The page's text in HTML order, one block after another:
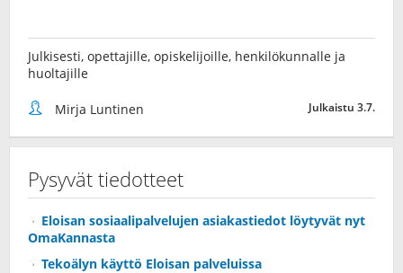
Julkisesti, opettajille, opiskelijoille, henkilökunnalle ja
huoltajille
Mirja Luntinen Julkaistu 3.7.
Pysyvät tiedotteet
Eloisan sosiaalipalvelujen asiakastiedot löytyvät nyt
OmaKannasta
Tekoälyn käyttö Eloisan palveluissa